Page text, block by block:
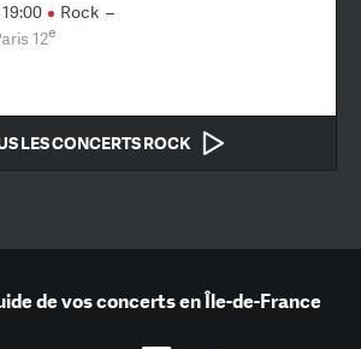
Rock –
12e
LES CONCERTS ROCK
de vos concerts en Île-de-France